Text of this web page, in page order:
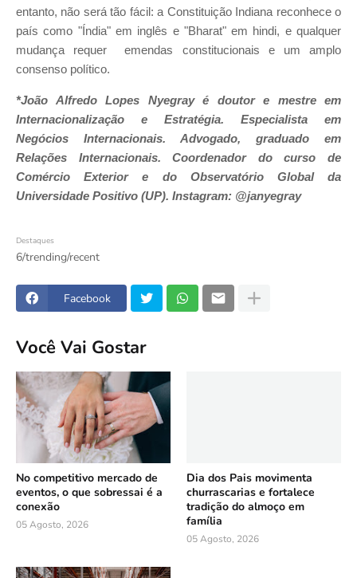
entanto, não será tão fácil: a Constituição Indiana reconhece o
país como "Índia" em inglês e "Bharat" em hindi, e qualquer
mudança requer emendas constitucionais e um amplo
consenso político.
*João Alfredo Lopes Nyegray é doutor e mestre em
Internacionalização e Estratégia. Especialista em
Negócios Internacionais. Advogado, graduado em
Relações Internacionais. Coordenador do curso de
Comércio Exterior e do Observatório Global da
Universidade Positivo (UP). Instagram: @janyegray
Destaques
6/trending/recent
Facebook
Você Vai Gostar
No competitivo mercado de
eventos, o que sobressai é a
conexão
05 Agosto, 2026
Dia dos Pais movimenta
churrascarias e fortalece
tradição do almoço em
família
05 Agosto, 2026